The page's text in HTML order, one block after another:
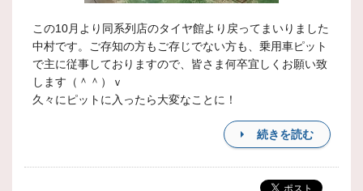
この10月より同系列店のタイヤ館より戻ってまいりました
中村です。ご存知の方もご存じでない方も、乗用車ピット
で主に従事しておりますので、皆さま何卒宜しくお願い致
します（＾＾）ｖ
久々にピットに入ったら大変なことに！
続きを読む